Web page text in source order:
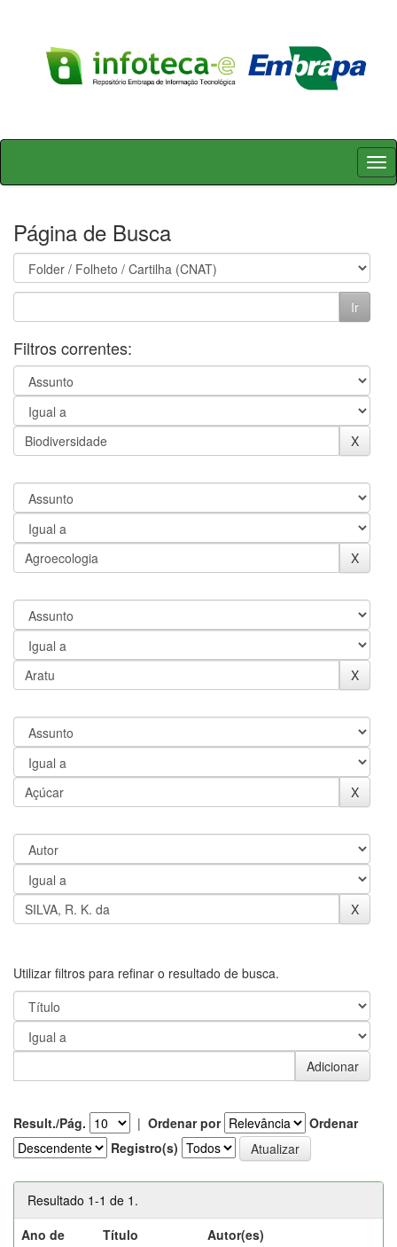
Skip
Página de Busca
Filtros correntes:
Utilizar filtros para refinar o resultado de busca.
Result./Pág. | Ordenar por
Ordenar
Registro(s)
Resultado 1-1 de 1.
Ano de
Título Autor(es)